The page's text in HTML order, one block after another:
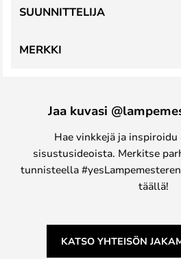
SUUNNITTELIJA
MERKKI
Jaa kuvasi
Hae vinkkejä ja inspiroidu
sisustusideoista. Merkitse
tunnisteella
täällä!
KATSO YHTEISÖN